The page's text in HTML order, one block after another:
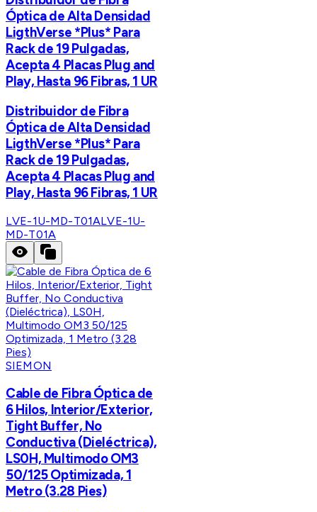
Óptica de Alta Densidad
LigthVerse *Plus* Para
Rack de 19 Pulgadas,
Acepta 4 Placas Plug and
Play, Hasta 96 Fibras, 1 UR
Distribuidor de Fibra
Óptica de Alta Densidad
LigthVerse *Plus* Para
Rack de 19 Pulgadas,
Acepta 4 Placas Plug and
Play, Hasta 96 Fibras, 1 UR
LVE-1U-MD-T01ALVE-1U-
MD-T01A
SIEMON
Cable de Fibra Óptica de
6 Hilos, Interior/Exterior,
Tight Buffer, No
Conductiva (Dieléctrica),
LS0H, Multimodo OM3
50/125 Optimizada, 1
Metro (3.28 Pies)